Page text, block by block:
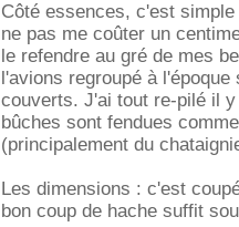
Côté essences, c'est
ne pas me coûter un
le refendre au gré de mes
l'avions regroupé à
couverts. J'ai tout re-pilé il
bûches sont fendues
(principalement du
Les dimensions : c'est
bon coup de hache suffit